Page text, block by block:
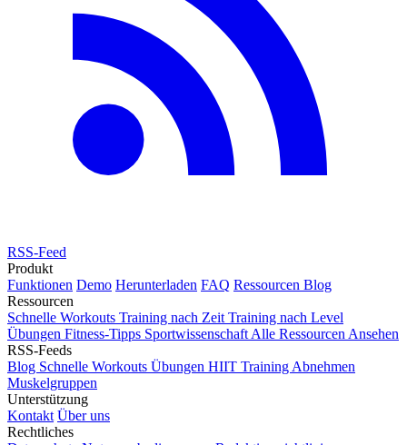
RSS-Feed
Produkt
Funktionen Demo Herunterladen FAQ Ressourcen Blog
Ressourcen
Schnelle Workouts Training nach Zeit Training nach Level
Übungen Fitness-Tipps Sportwissenschaft Alle Ressourcen Ansehen
RSS-Feeds
Blog Schnelle Workouts Übungen HIIT Training Abnehmen
Muskelgruppen
Unterstützung
Kontakt Über uns
Rechtliches